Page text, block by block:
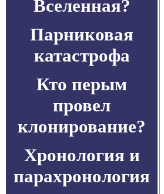
Вселенная?
Парниковая
катастрофа
Кто перым
провел
клонирование?
Хронология и
парахронология